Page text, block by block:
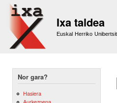
Ixa taldea
Euskal Herriko
Nor gara?
Hasiera